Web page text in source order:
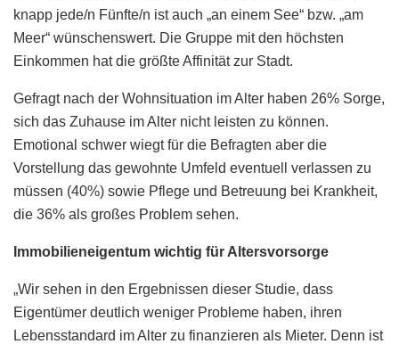
knapp jede/n Fünfte/n ist auch „an einem See“ bzw. „am
Meer“ wünschenswert. Die Gruppe mit den höchsten
Einkommen hat die größte Affinität zur Stadt.
Gefragt nach der Wohnsituation im Alter haben 26% Sorge,
sich das Zuhause im Alter nicht leisten zu können.
Emotional schwer wiegt für die Befragten aber die
Vorstellung das gewohnte Umfeld eventuell verlassen zu
müssen (40%) sowie Pflege und Betreuung bei Krankheit,
die 36% als großes Problem sehen.
Immobilieneigentum wichtig für Altersvorsorge
„Wir sehen in den Ergebnissen dieser Studie, dass
Eigentümer deutlich weniger Probleme haben, ihren
Lebensstandard im Alter zu finanzieren als Mieter. Denn ist